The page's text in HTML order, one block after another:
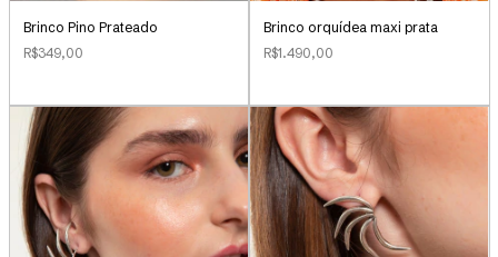
Brinco Pino Prateado
R$349,00
Brinco orquídea maxi prata
R$1.490,00